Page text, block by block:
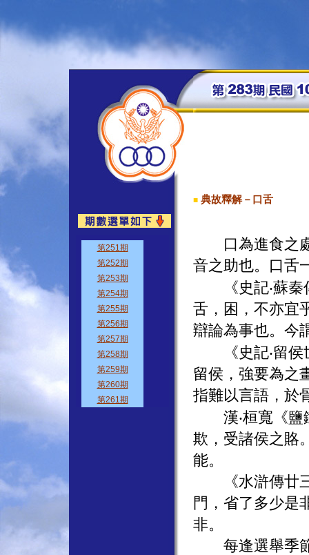
■ 典故釋解－口舌
口為進食之處
音之助也。口舌
《史記‧蘇秦
舌，困，不亦宜
辯論為事也。今
《史記‧留侯
留侯，強要為之
指難以言語，於
漢‧桓寬《鹽
欺，受諸侯之賂
能。
《水滸傳廿三
門，省了多少是
非。
每逢選舉季節